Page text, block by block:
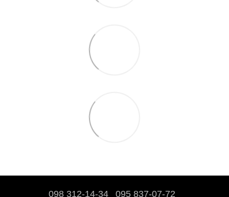
098 312-14-34 095 837-07-72